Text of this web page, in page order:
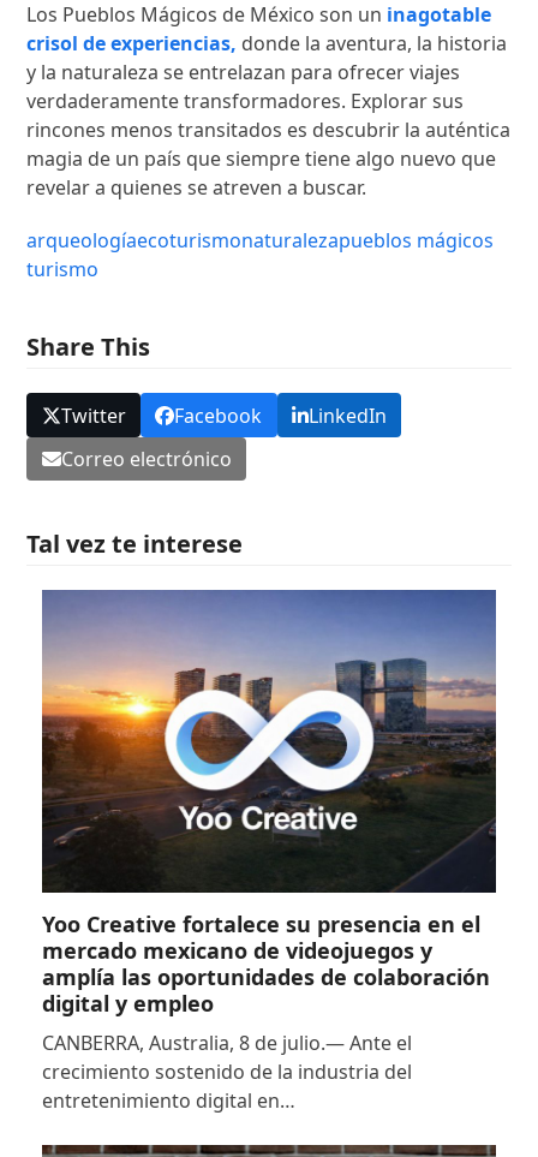
Los Pueblos Mágicos de México son un inagotable
crisol de experiencias, donde la aventura, la historia
y la naturaleza se entrelazan para ofrecer viajes
verdaderamente transformadores. Explorar sus
rincones menos transitados es descubrir la auténtica
magia de un país que siempre tiene algo nuevo que
revelar a quienes se atreven a buscar.
arqueologíaecoturismonaturalezapueblos mágicos
turismo
Share This
Twitter Facebook
LinkedIn
Correo electrónico
Tal vez te interese
Yoo Creative fortalece su presencia en el
mercado mexicano de videojuegos y
amplía las oportunidades de colaboración
digital y empleo
CANBERRA, Australia, 8 de julio.— Ante el
crecimiento sostenido de la industria del
entretenimiento digital en…